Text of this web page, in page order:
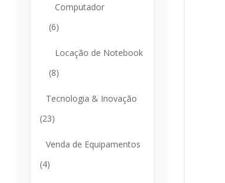
Computador
(6)
Locação de Notebook
(8)
Tecnologia & Inovação
(23)
Venda de Equipamentos
(4)